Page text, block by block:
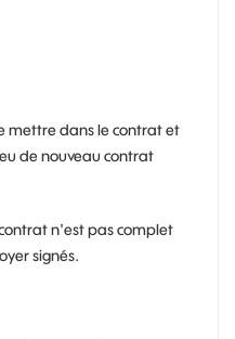
mettre dans le contrat et
de nouveau contrat
n'est pas complet
signés.